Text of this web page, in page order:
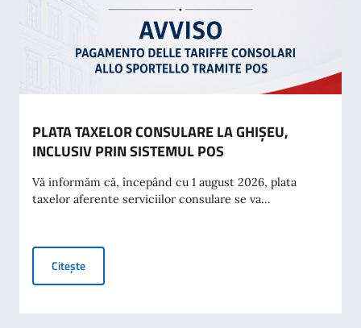
PLATA TAXELOR CONSULARE LA GHIȘEU,
INCLUSIV PRIN SISTEMUL POS
Vă informăm că, începând cu 1 august 2026, plata
taxelor aferente serviciilor consulare se va...
CiteștePLATA TAXELOR CONSULARE LA GHIȘEU, INCLUSIV